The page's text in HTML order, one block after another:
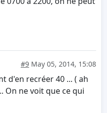
#9 May 05, 2014, 15:08
d'en recréer 40 ... ( ah
On ne voit que ce qui